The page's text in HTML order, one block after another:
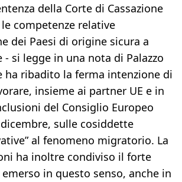
della Corte di Cassazione
competenze relative
dei Paesi di origine sicura a
- si legge in una nota di Palazzo
ha ribadito la ferma intenzione di
insieme ai partner UE e in
del Consiglio Europeo
sulle cosiddette
al fenomeno migratorio. La
ha inoltre condiviso il forte
in questo senso, anche in